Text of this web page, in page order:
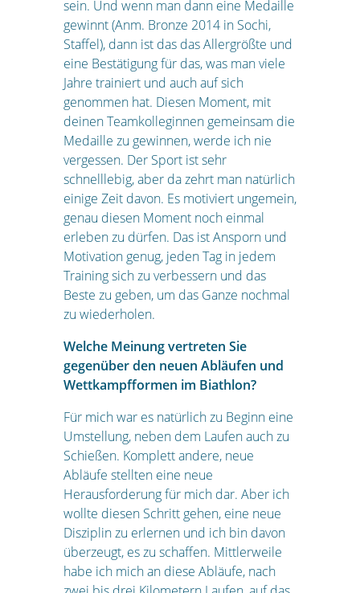
sein. Und wenn man dann eine Medaille
gewinnt (Anm. Bronze 2014 in Sochi,
Staffel), dann ist das das Allergrößte und
eine Bestätigung für das, was man viele
Jahre trainiert und auch auf sich
genommen hat. Diesen Moment, mit
deinen Teamkolleginnen gemeinsam die
Medaille zu gewinnen, werde ich nie
vergessen. Der Sport ist sehr
schnelllebig, aber da zehrt man natürlich
einige Zeit davon. Es motiviert ungemein,
genau diesen Moment noch einmal
erleben zu dürfen. Das ist Ansporn und
Motivation genug, jeden Tag in jedem
Training sich zu verbessern und das
Beste zu geben, um das Ganze nochmal
zu wiederholen.
Welche Meinung vertreten Sie
gegenüber den neuen Abläufen und
Wettkampfformen im Biathlon?
Für mich war es natürlich zu Beginn eine
Umstellung, neben dem Laufen auch zu
Schießen. Komplett andere, neue
Abläufe stellten eine neue
Herausforderung für mich dar. Aber ich
wollte diesen Schritt gehen, eine neue
Disziplin zu erlernen und ich bin davon
überzeugt, es zu schaffen. Mittlerweile
habe ich mich an diese Abläufe, nach